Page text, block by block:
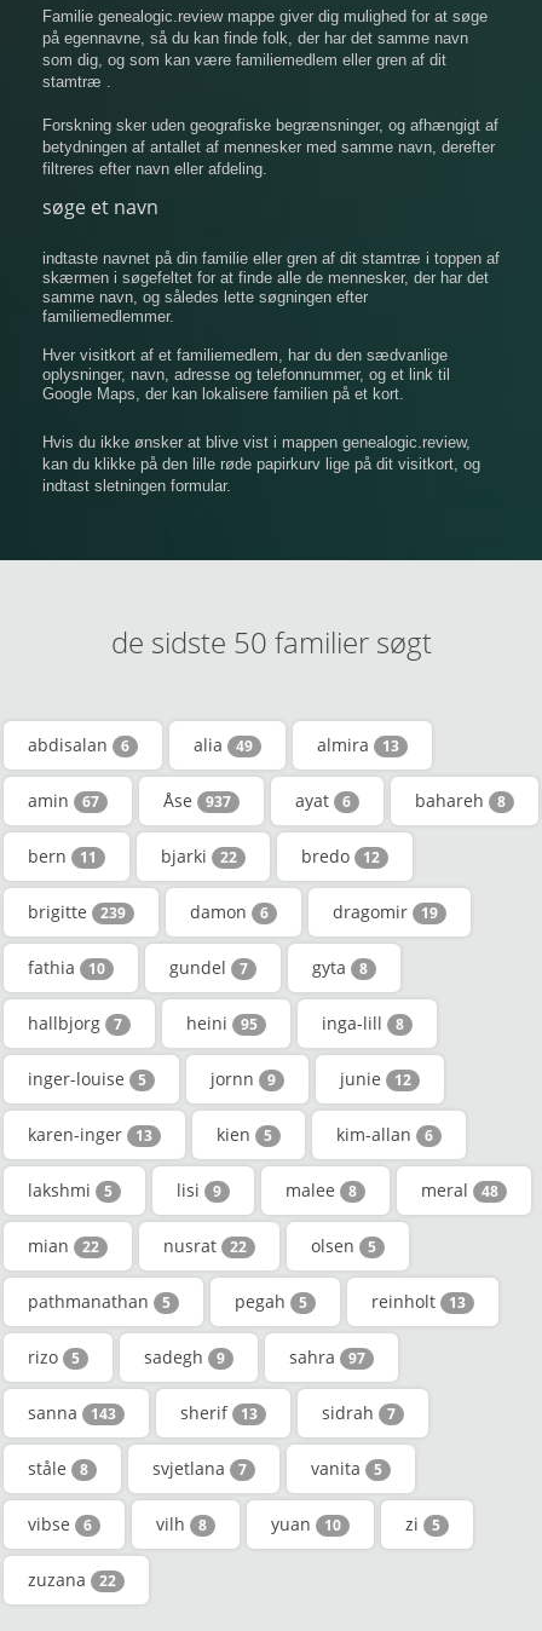
Familie genealogic.review mappe giver dig mulighed for at søge
på egennavne, så du kan finde folk, der har det samme navn
som dig, og som kan være familiemedlem eller gren af ​​dit
stamtræ .
Forskning sker uden geografiske begrænsninger, og afhængigt af
betydningen af ​​antallet af mennesker med samme navn, derefter
filtreres efter navn eller afdeling.
søge et navn
indtaste navnet på din familie eller gren af ​​dit stamtræ i toppen af
​​skærmen i søgefeltet for at finde alle de mennesker, der har det
samme navn, og således lette søgningen efter
familiemedlemmer.
Hver visitkort af et familiemedlem, har du den sædvanlige
oplysninger, navn, adresse og telefonnummer, og et link til
Google Maps, der kan lokalisere familien på et kort.
Hvis du ikke ønsker at blive vist i mappen genealogic.review,
kan du klikke på den lille røde papirkurv lige på dit visitkort, og
indtast sletningen formular.
de sidste 50 familier søgt
abdisalan 6 alia 49 almira 13
amin 67 Åse 937 ayat 6 bahareh 8
bern 11 bjarki 22 bredo 12
brigitte 239 damon 6 dragomir 19
fathia 10 gundel 7 gyta 8
hallbjorg 7 heini 95 inga-lill 8
inger-louise 5 jornn 9 junie 12
karen-inger 13 kien 5 kim-allan 6
lakshmi 5 lisi 9 malee 8 meral 48
mian 22 nusrat 22 olsen 5
pathmanathan 5 pegah 5 reinholt 13
rizo 5 sadegh 9 sahra 97
sanna 143 sherif 13 sidrah 7
ståle 8 svjetlana 7 vanita 5
vibse 6 vilh 8 yuan 10 zi 5
zuzana 22